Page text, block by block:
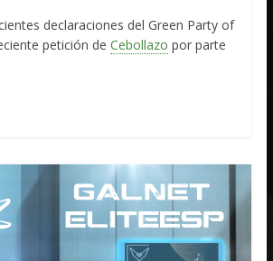
declaraciones del Green Party of
petición deCebollazo por parte